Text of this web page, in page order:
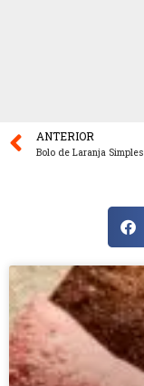
ANTERIOR
Bolo de Laranja Simples